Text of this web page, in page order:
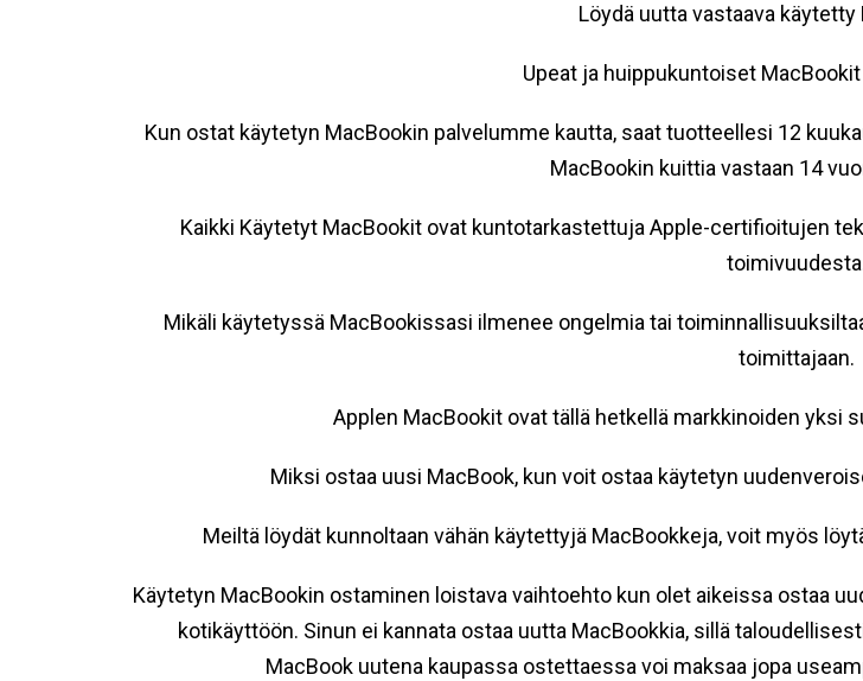
Löydä uutta vastaava käytetty
Upeat ja huippukuntoiset
Kun ostat käytetyn MacBookin palvelumme kautta, saat tuotteellesi 12
MacBookin kuittia vastaan 14
Kaikki Käytetyt MacBookit ovat kuntotarkastettuja Apple-certifioitujen
Mikäli käytetyssä MacBookissasi ilmenee ongelmia tai
toimittajaan.
Applen MacBookit ovat tällä hetkellä markkinoiden
Miksi ostaa uusi MacBook, kun voit ostaa käytetyn
Meiltä löydät kunnoltaan vähän käytettyjä MacBookkeja, voit myös
Käytetyn MacBookin ostaminen loistava vaihtoehto kun olet aikeissa ostaa
kotikäyttöön. Sinun ei kannata ostaa uutta MacBookkia, sillä
MacBook uutena kaupassa ostettaessa voi maksaa jopa